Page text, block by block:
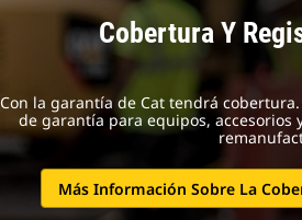
Cobertura Y
Con la garantía de Cat tendrá
de garantía para equipos, accesorios
Más Información Sobre La